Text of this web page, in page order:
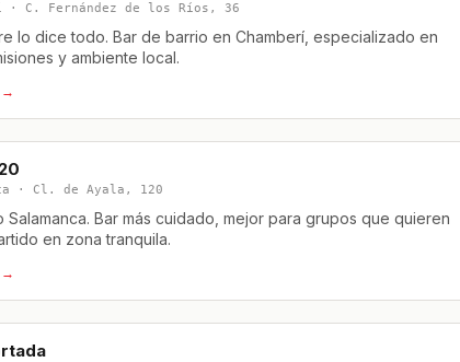
· C. Fernández de los Ríos, 36
lo dice todo. Bar de barrio en Chamberí, especializado en
y ambiente local.
→
· Cl. de Ayala, 120
Salamanca. Bar más cuidado, mejor para grupos que quieren
en zona tranquila.
→